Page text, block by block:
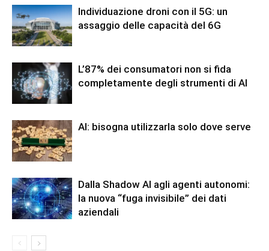
Individuazione droni con il 5G: un
assaggio delle capacità del 6G
L’87% dei consumatori non si fida
completamente degli strumenti di AI
AI: bisogna utilizzarla solo dove serve
Dalla Shadow AI agli agenti autonomi:
la nuova “fuga invisibile” dei dati
aziendali